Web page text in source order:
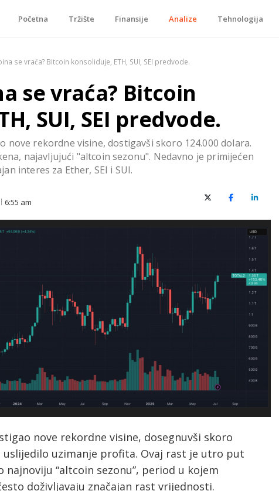
Početna Tržište Finansije Analize Tehnologija
se vraća? Bitcoin konsoliduje, ETH, SUI, SEI predvode.
se vraća? Bitcoin
SUI, SEI predvode.
nove rekordne visine, dostigavši skoro 124.000 dolara.
najavljujući "altcoin sezonu". Nedavno je primijećen
interes za Ether, SEI i SUI.
6:55 am X (Twitter)FacebookLinkedIn
nove rekordne visine, dosegnuvši skoro
uslijedilo uzimanje profita. Ovaj rast je utro put
“altcoin sezonu”, period u kojem
doživljavaju značajan rast vrijednosti.